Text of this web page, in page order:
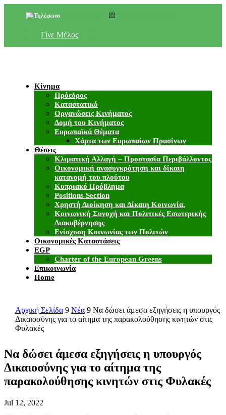
Γίνε Μέλος
Κίνημα
Πρόεδρος
Καταστατικό
Οργανώσεις Κινήματος
Δομή του Κινήματος
Ευρωπαϊκά Θέματα
Χάρτα των Ευρωπαίων Πρασίνων
Θέσεις
Κλιματική Αλλαγή – Προστασία Περιβάλλοντος
Οικονομική ανασυγκρότηση και δίκαιη
κατανομή του πλούτου
Κυπριακό Πρόβλημα
Positions Section
Χρηστή Διοίκηση και Δίκαιη Κοινωνία.
Κοινωνική Συνοχή και Πολιτικές Εσωτερικής
Διακυβέρνησης
Ενίσχυση Κοινωνίας των Πολιτών
Οικονομικές Καταστάσεις
EGP
Charter of the European Greens
Επικοινωνία
Home
Αρχική Σελίδα 9 Νέα 9 Να δώσει άμεσα εξηγήσεις η υπουργός
Δικαιοσύνης για το αίτημα της παρακολούθησης κινητών στις
Φυλακές
Να δώσει άμεσα εξηγήσεις η υπουργός
Δικαιοσύνης για το αίτημα της
παρακολούθησης κινητών στις Φυλακές
Jul 12, 2022